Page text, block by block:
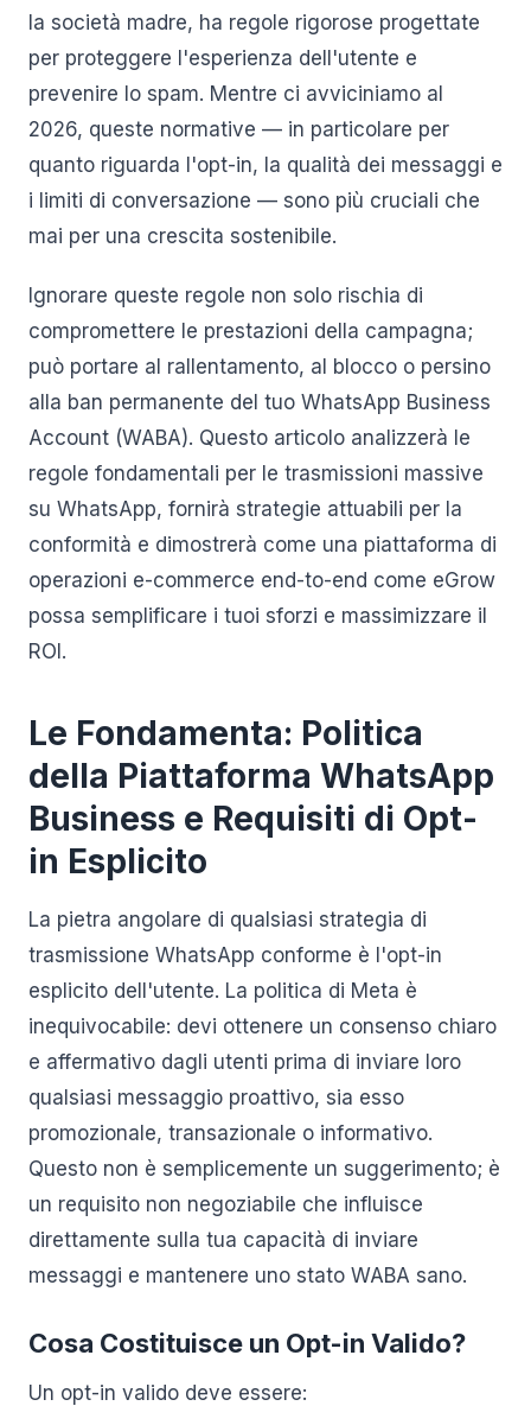
la società madre, ha regole rigorose progettate
per proteggere l'esperienza dell'utente e
prevenire lo spam. Mentre ci avviciniamo al
2026, queste normative — in particolare per
quanto riguarda l'opt-in, la qualità dei messaggi e
i limiti di conversazione — sono più cruciali che
mai per una crescita sostenibile.
Ignorare queste regole non solo rischia di
compromettere le prestazioni della campagna;
può portare al rallentamento, al blocco o persino
alla ban permanente del tuo WhatsApp Business
Account (WABA). Questo articolo analizzerà le
regole fondamentali per le trasmissioni massive
su WhatsApp, fornirà strategie attuabili per la
conformità e dimostrerà come una piattaforma di
operazioni e-commerce end-to-end come eGrow
possa semplificare i tuoi sforzi e massimizzare il
ROI.
Le Fondamenta: Politica
della Piattaforma WhatsApp
Business e Requisiti di Opt-
in Esplicito
La pietra angolare di qualsiasi strategia di
trasmissione WhatsApp conforme è l'opt-in
esplicito dell'utente. La politica di Meta è
inequivocabile: devi ottenere un consenso chiaro
e affermativo dagli utenti prima di inviare loro
qualsiasi messaggio proattivo, sia esso
promozionale, transazionale o informativo.
Questo non è semplicemente un suggerimento; è
un requisito non negoziabile che influisce
direttamente sulla tua capacità di inviare
messaggi e mantenere uno stato WABA sano.
Cosa Costituisce un Opt-in Valido?
Un opt-in valido deve essere: